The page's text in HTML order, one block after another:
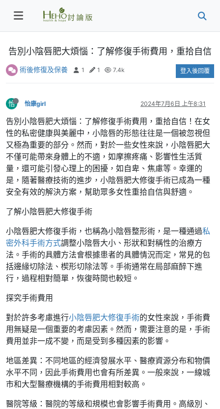
告別小陰唇肥大煩惱：了解修復手術費用，重拾自信
術後修復及保養 1 1 7.4k 登入後回覆
怡 怡康girl 2024年7月6日 上午8:31
告別小陰唇肥大煩惱：了解修復手術費用，重拾自信！在女
性的私密健康與美麗中，小陰唇的形態往往是一個被忽視但
又極為重要的部分。然而，對於一些女性來說，小陰唇肥大
不僅可能帶來身體上的不適，如摩擦疼痛、影響性生活質
量，還可能引發心理上的困擾，如自卑、焦慮等。幸運的
是，隨著醫療技術的進步，小陰唇肥大修復手術已成為一種
安全有效的解決方案，幫助眾多女性重拾自信與舒適。
了解小陰唇肥大修復手術
小陰唇肥大修復手術，也稱為小陰唇整形術，是一種通過私
密外科手術方式調整小陰唇大小、形狀和對稱性的治療方
法。手術的具體方法會根據患者的具體情況而定，常見的包
括邊緣切除法、楔形切除法等。手術通常在局部麻醉下進
行，過程相對簡單，恢復時間也較短。
探究手術費用
對於許多考慮進行小陰唇肥大修復手術的女性來說，手術費
用無疑是一個重要的考慮因素。然而，需要注意的是，手術
費用並非一成不變，而是受到多種因素的影響。
地區差異：不同地區的經濟發展水平、醫療資源分布和物價
水平不同，因此手術費用也會有所差異。一般來說，一線城
市和大型醫療機構的手術費用相對較高。
醫院等級：醫院的等級和規模也會影響手術費用。高級別、